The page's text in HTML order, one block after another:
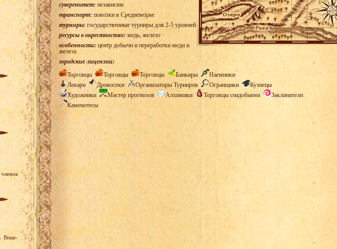
Вице-
суверенитет: независим
транспорт: повозки в Среднеморье
турниры: государственные турниры для 2-5 уровней
ресурсы в окрестностях: медь, железо
особенности: центр добычи и переработки меди и
железа
городские лицензии:
Торговцы
Торговцы Торговцы Банкиры
Наемники
Лекари
Дровосеки Организаторы Турниров Огранщики
Кузнецы
Художники
Мастер прогнозов Алхимики Торговцы снадобьями
Заклинатели
Каменотесы